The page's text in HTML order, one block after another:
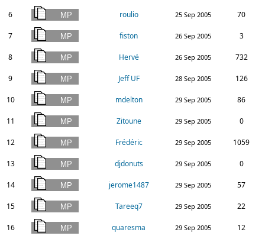
6 roulio 25 Sep 2005 70
7 fiston 26 Sep 2005 3
8 Hervé 26 Sep 2005 732
9 Jeff UF 28 Sep 2005 126
10 mdelton 29 Sep 2005 86
11 Zitoune 29 Sep 2005 0
12 Frédéric 29 Sep 2005 1059
13 djdonuts 29 Sep 2005 0
14 jerome1487 29 Sep 2005 57
15 Tareeq7 29 Sep 2005 22
16 quaresma 29 Sep 2005 12